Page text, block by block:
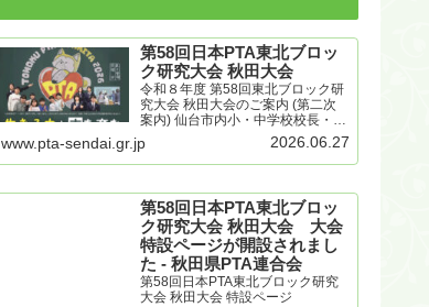
第58回日本PTA東北ブロッ
ク研究大会 秋田大会
令和８年度 第58回東北ブロック研
究大会 秋田大会のご案内 (第二次
案内) 仙台市内小・中学校校長・
PTA会長 様令和８年６月26日仙
台市PTA協議会会長 大曽根 学
第58回 日本PTA東北ブロック研究
内）＜大...
www.pta-sendai.gr.jp 2026.06.27
第58回日本PTA東北ブロッ
ク研究大会 秋田大会 大会
特設ページが開設されまし
た - 秋田県PTA連合会
第58回日本PTA東北ブロック研究
大会 秋田大会 特設ページ